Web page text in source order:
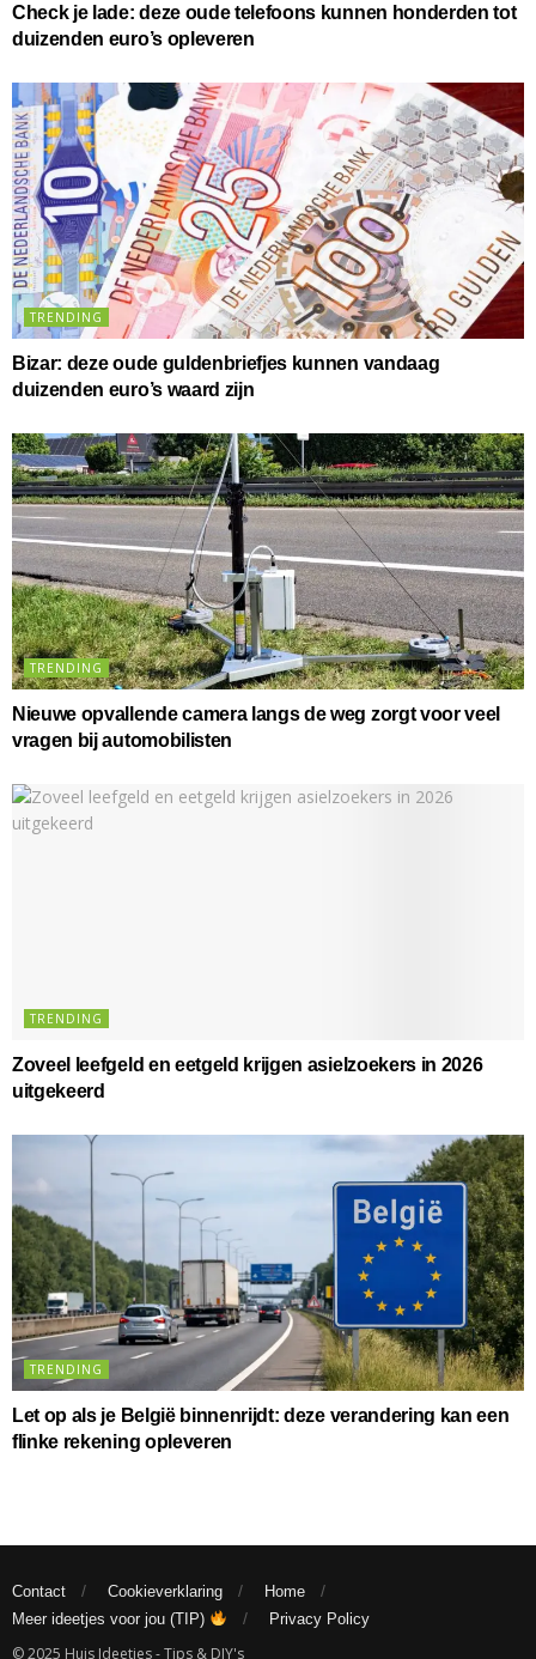
Check je lade: deze oude telefoons kunnen honderden tot
duizenden euro’s opleveren
TRENDING
Bizar: deze oude guldenbriefjes kunnen vandaag
duizenden euro’s waard zijn
TRENDING
Nieuwe opvallende camera langs de weg zorgt voor veel
vragen bij automobilisten
TRENDING
Zoveel leefgeld en eetgeld krijgen asielzoekers in 2026
uitgekeerd
TRENDING
Let op als je België binnenrijdt: deze verandering kan een
flinke rekening opleveren
Contact Cookieverklaring
Home
Meer ideetjes voor jou (TIP)
Privacy Policy
© 2025 Huis Ideetjes - Tips & DIY's